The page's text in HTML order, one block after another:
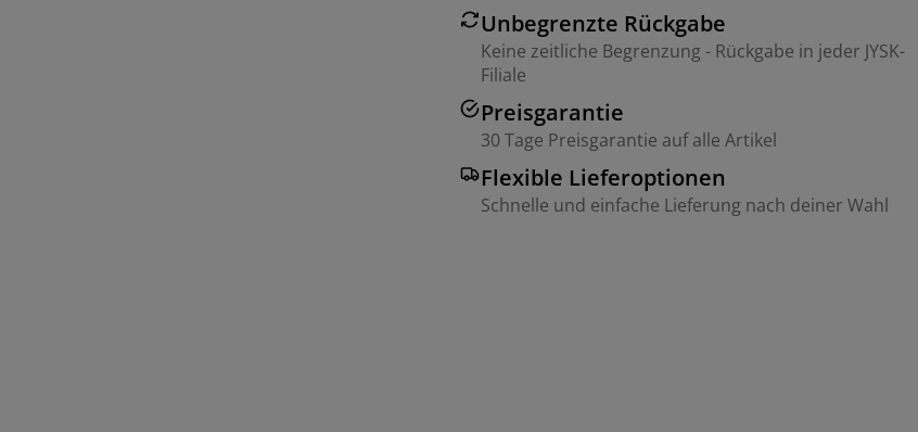
Unbegrenzte Rückgabe
Keine zeitliche Begrenzung - Rückgabe in jeder JYSK-
Filiale
Preisgarantie
30 Tage Preisgarantie auf alle Artikel
Flexible Lieferoptionen
Schnelle und einfache Lieferung nach deiner Wahl